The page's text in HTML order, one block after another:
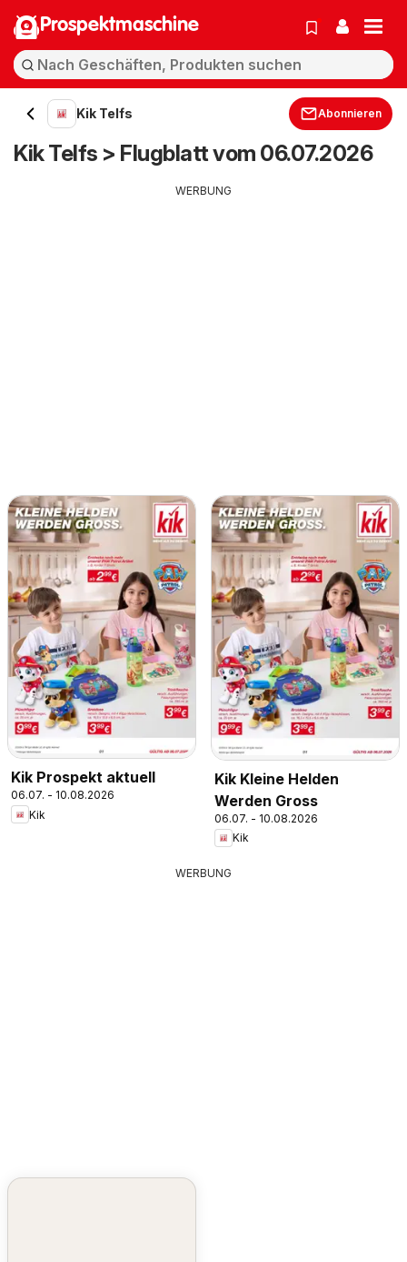
Prospektmaschine
Kik Telfs Abonnieren
Kik Telfs > Flugblatt vom 06.07.2026
WERBUNG
Kik Prospekt aktuell
06.07. - 10.08.2026
Kik
Kik Kleine Helden
Werden Gross
06.07. - 10.08.2026
Kik
WERBUNG